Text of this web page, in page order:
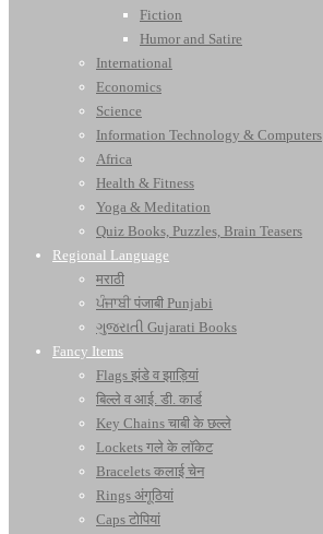
Fiction
Humor and Satire
International
Economics
Science
Information Technology & Computers
Africa
Health & Fitness
Yoga & Meditation
Quiz Books, Puzzles, Brain Teasers
Regional Language
मराठी
ਪੰਜਾਬੀ पंजाबी Punjabi
ગુજરાતી Gujarati Books
Fancy Items
Flags झंडे व झाड़ियां
बिल्ले व आई. डी. कार्ड
Key Chains चाबी के छल्ले
Lockets गले के लॉकेट
Bracelets कलाई चेन
Rings अंगूठियां
Caps टोपियां